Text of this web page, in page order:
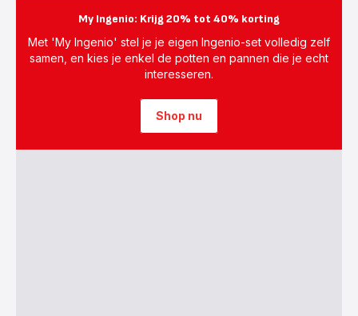
My Ingenio: Krijg 20% tot 40% korting
Met 'My Ingenio' stel je je eigen Ingenio-set volledig zelf
samen, en kies je enkel de potten en pannen die je echt
interesseren.
Shop nu